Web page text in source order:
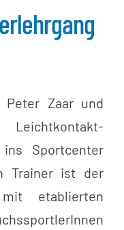
Peter Zaar und
Sportcenter
Trainer ist der
etablierten